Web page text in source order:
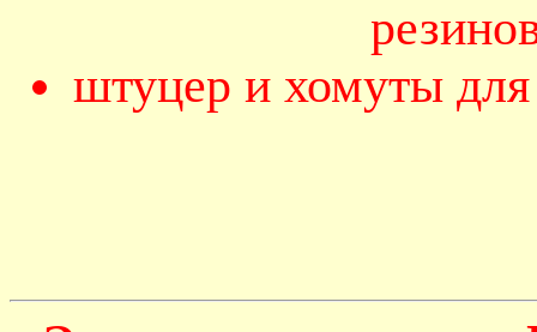
штуцер и хомуты